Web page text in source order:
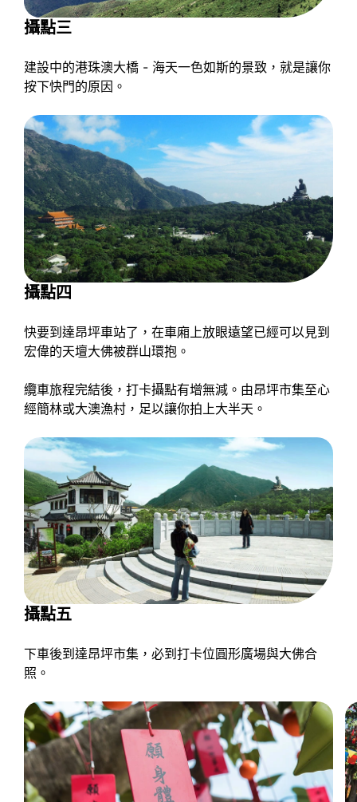
攝點三
建設中的港珠澳大橋 - 海天一色如斯的景致，就是讓你
按下快門的原因。
攝點四
快要到達昂坪車站了，在車廂上放眼遠望已經可以見到
宏偉的天壇大佛被群山環抱。
纜車旅程完結後，打卡攝點有增無減。由昂坪市集至心
經簡林或大澳漁村，足以讓你拍上大半天。
攝點五
下車後到達昂坪市集，必到打卡位圓形廣場與大佛合
照。